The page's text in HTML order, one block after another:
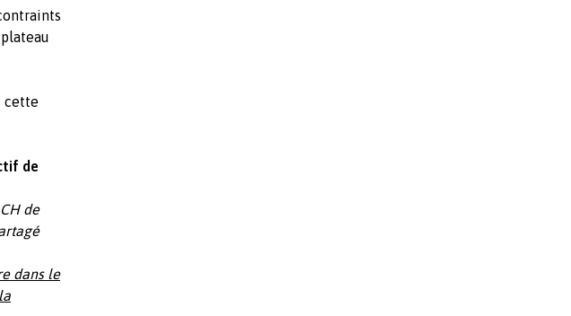
cette
de
de
dans le